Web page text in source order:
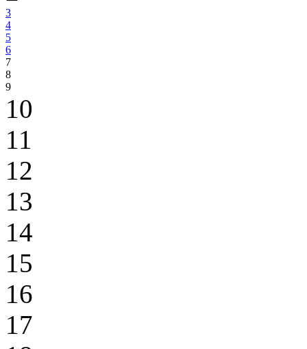
3
4
5
6
7
8
9
10
11
12
13
14
15
16
17